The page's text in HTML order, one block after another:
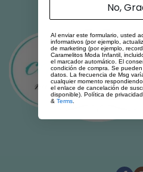
No,
Al enviar este formulario, usted
informativos (por ejemplo,
de marketing (por ejemplo,
Caramelitos Moda Infantil,
el marcador automático. El
condición de compra. Se
datos. La frecuencia de Msg
cualquier momento
el enlace de cancelación de
disponible). Política de
& Terms